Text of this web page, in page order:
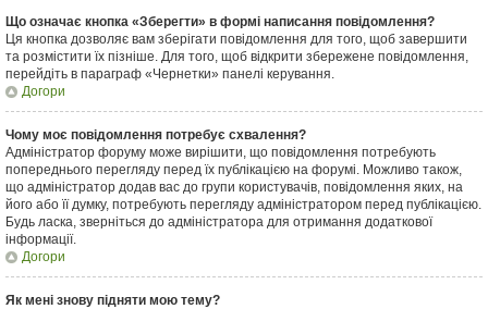
Що означає кнопка «Зберегти» в формі написання повідомлення?
Ця кнопка дозволяє вам зберігати повідомлення для того, щоб завершити
та розмістити їх пізніше. Для того, щоб відкрити збережене повідомлення,
перейдіть в параграф «Чернетки» панелі керування.
Догори
Чому моє повідомлення потребує схвалення?
Адміністратор форуму може вирішити, що повідомлення потребують
попереднього перегляду перед їх публікацією на форумі. Можливо також,
що адміністратор додав вас до групи користувачів, повідомлення яких, на
його або її думку, потребують перегляду адміністратором перед публікацією.
Будь ласка, зверніться до адміністратора для отримання додаткової
інформації.
Догори
Як мені знову підняти мою тему?